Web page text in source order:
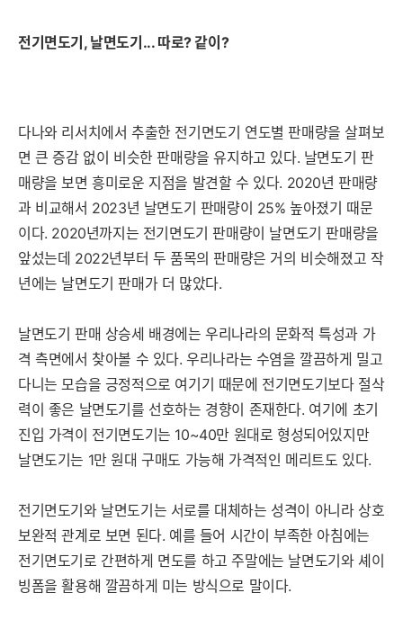
전기면도기, 날면도기... 따로? 같이?
다나와 리서치에서 추출한 전기면도기 연도별 판매량을 살펴보
면 큰 증감 없이 비슷한 판매량을 유지하고 있다. 날면도기 판
매량을 보면 흥미로운 지점을 발견할 수 있다. 2020년 판매량
과 비교해서 2023년 날면도기 판매량이 25% 높아졌기 때문
이다. 2020년까지는 전기면도기 판매량이 날면도기 판매량을
앞섰는데 2022년부터 두 품목의 판매량은 거의 비슷해졌고 작
년에는 날면도기 판매가 더 많았다.
날면도기 판매 상승세 배경에는 우리나라의 문화적 특성과 가
격 측면에서 찾아볼 수 있다. 우리나라는 수염을 깔끔하게 밀고
다니는 모습을 긍정적으로 여기기 때문에 전기면도기보다 절삭
력이 좋은 날면도기를 선호하는 경향이 존재한다. 여기에 초기
진입 가격이 전기면도기는 10~40만 원대로 형성되어있지만
날면도기는 1만 원대 구매도 가능해 가격적인 메리트도 있다.
전기면도기와 날면도기는 서로를 대체하는 성격이 아니라 상호
보완적 관계로 보면 된다. 예를 들어 시간이 부족한 아침에는
전기면도기로 간편하게 면도를 하고 주말에는 날면도기와 셰이
빙폼을 활용해 깔끔하게 미는 방식으로 말이다.